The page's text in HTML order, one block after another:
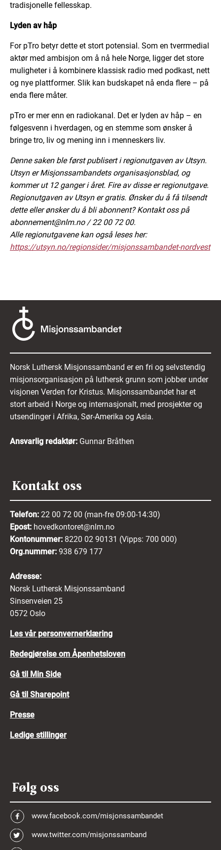
tradisjonelle fellesskap.
Lyden av håp
For pTro betyr dette et stort potensial. Som en tverrmedial
aktør med ambisjon om å nå hele Norge, ligger det store
muligheter i å kombinere klassisk radio med podkast, nett
og nye plattformer. Slik kan budskapet nå enda flere – på
enda flere måter.
pTro er mer enn en radiokanal. Det er lyden av håp – en
følgesvenn i hverdagen, og en stemme som ønsker å
bringe tro, liv og mening inn i menneskers liv.
Denne saken ble først publisert i regionutgaven av Utsyn.
Utsyn er Misjonssambandets organisasjonsblad, og
kommer ut 12 ganger i året. Fire av disse er regionutgave.
Regionutgaven av Utsyn er gratis. Ønsker du å få tilsendt
dette eller ønsker du å bli abonnent? Kontakt oss på
abonnement@nlm.no / 22 00 72 00.
Alle regionutgavene kan også leses her:
https://utsyn.no/regionsider/misjonssambandet-nordvest
Norsk Luthersk Misjonssamband er en fri og selvstendig
misjonsorganisasjon på luthersk grunn som jobber under
visjonen Verden for Kristus. Misjonssambandet har et
stort arbeid i Norge og internasjonalt, med prosjekter og
utsendinger i Afrika, Sør-Amerika og Asia.
Ansvarlig redaktør: Gunnar Bråthen
Kontakt oss
Telefon: 22 00 72 00 (man-fre 09:00-14:30)
Epost: hovedkontoret@nlm.no
Kontonummer: 8220 02 90131 (Vipps: 700 000)
Org.nummer: 938 679 177
Adresse:
Norsk Luthersk Misjonssamband
Sinsenveien 25
0572 Oslo
Les vår personvernerklæring
Redegjørelse om Åpenhetsloven
Gå til Min Side
Gå til Sharepoint
Presse
Ledige stillinger
Følg oss
www.facebook.com/misjonssambandet
www.twitter.com/misjonssamband